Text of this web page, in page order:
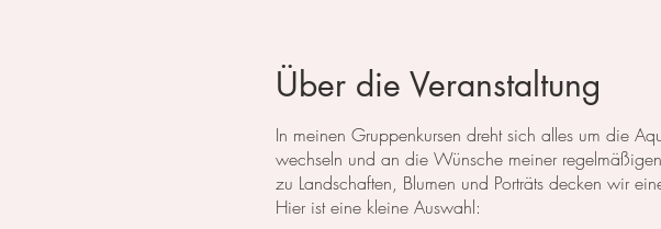
Über die Veranstaltung
In meinen Gruppenkursen dreht sich alles um die
wechseln und an die Wünsche meiner
zu Landschaften, Blumen und Porträts decken wir
Hier ist eine kleine Auswahl: